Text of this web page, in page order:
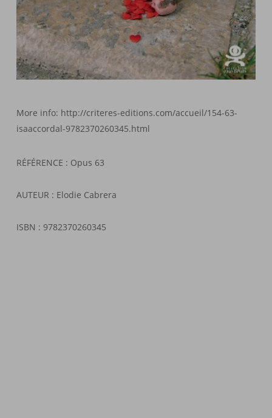
More info: http://criteres-editions.com/accueil/154-63-
isaaccordal-9782370260345.html
RÉFÉRENCE : Opus 63
AUTEUR : Elodie Cabrera
ISBN : 9782370260345